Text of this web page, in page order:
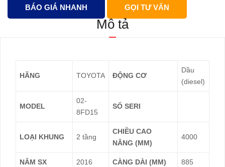
BÁO GIÁ NHANH GỌI TƯ VẤN
Mô tả
HÃNG TOYOTA ĐỘNG CƠ
Dầu
(diesel)
MODEL
02-
8FD15
SỐ SERI
LOẠI KHUNG 2 tầng
CHIỀU CAO
NÂNG (MM)
4000
NĂM SX 2016 CÀNG DÀI (MM) 885